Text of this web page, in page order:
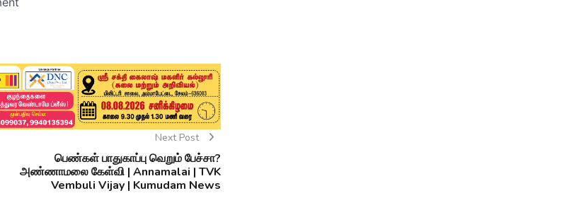
Next Post
பெண்கள் பாதுகாப்பு வெறும் பேச்சா?
அண்ணாமலை கேள்வி | Annamalai | TVK
Vembuli Vijay | Kumudam News